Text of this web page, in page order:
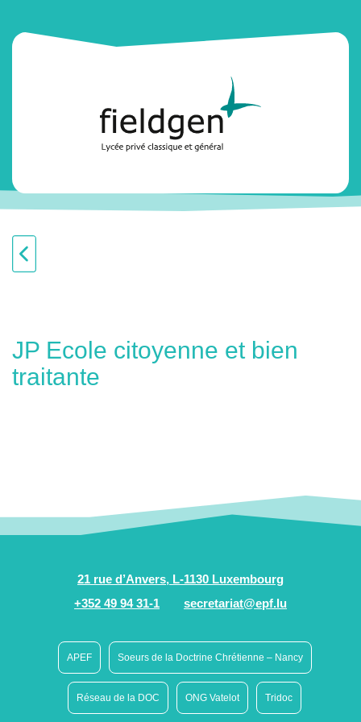
JP Ecole citoyenne et bien
traitante
21 rue d’Anvers, L-1130 Luxembourg
+352 49 94 31-1
secretariat@epf.lu
APEF Soeurs de la Doctrine Chrétienne – Nancy
Réseau de la DOC ONG Vatelot Tridoc